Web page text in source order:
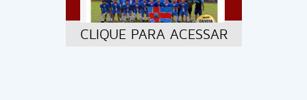
CLIQUE PARA ACESSAR